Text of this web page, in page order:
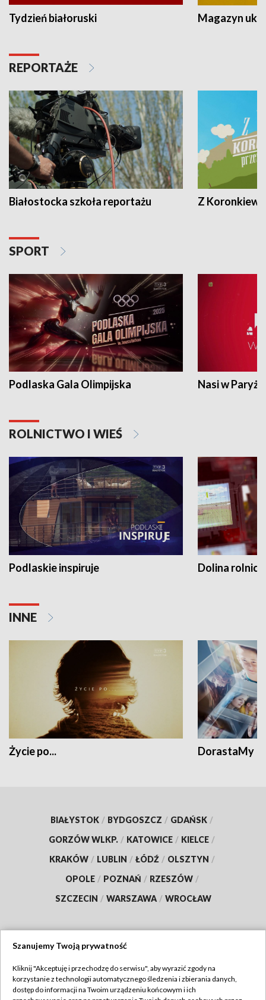
Tydzień białoruski Magazyn
REPORTAŻE
Białostocka szkoła reportażu Z
SPORT
Podlaska Gala Olimpijska Nasi w Paryżu
ROLNICTWO I WIEŚ
Podlaskie inspiruje Dolina
INNE
Życie po... DorastaMy
BIAŁYSTOK / BYDGOSZCZ / GDAŃSK /
GORZÓW WLKP. / KATOWICE / KIELCE /
KRAKÓW / LUBLIN / ŁÓDŹ / OLSZTYN /
OPOLE / POZNAŃ / RZESZÓW /
SZCZECIN / WARSZAWA / WROCŁAW
TVP
Szanujemy Twoją prywatność
Kliknij "Akceptuję i przechodzę do serwisu", aby wyrazić zgody na
korzystanie z technologii automatycznego śledzenia i zbierania danych,
dostęp do informacji na Twoim urządzeniu końcowym i ich